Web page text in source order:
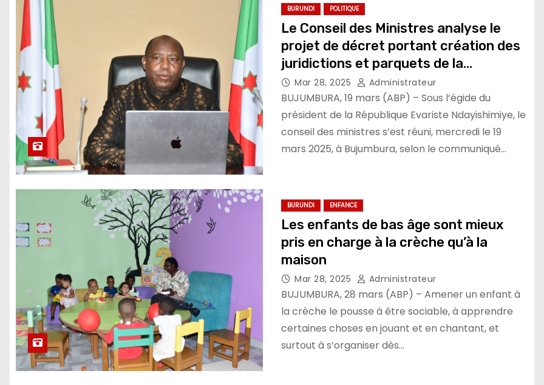
BURUNDI POLITIQUE
Le Conseil des Ministres analyse le
projet de décret portant création des
juridictions et parquets de la
République du Burundi
Mar 28, 2025 Administrateur
BUJUMBURA, 19 mars (ABP) – Sous l’égide du
président de la République Evariste Ndayishimiye, le
conseil des ministres s’est réuni, mercredi le 19
mars 2025, à Bujumbura, selon le communiqué…
BURUNDI ENFANCE
Les enfants de bas âge sont mieux
pris en charge à la crèche qu’à la
maison
Mar 28, 2025 Administrateur
BUJUMBURA, 28 mars (ABP) – Amener un enfant à
la crèche le pousse à être sociable, à apprendre
certaines choses en jouant et en chantant, et
surtout à s’organiser dès…